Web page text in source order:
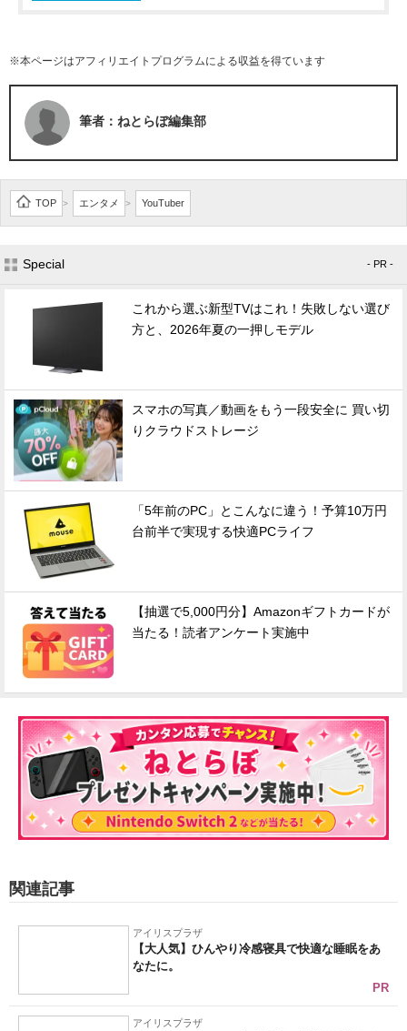
※本ページはアフィリエイトプログラムによる収益を得ています
筆者：ねとらぼ編集部
TOP > エンタメ > YouTuber
Special - PR -
これから選ぶ新型TVはこれ！失敗しない選び
方と、2026年夏の一押しモデル
スマホの写真／動画をもう一段安全に 買い切
りクラウドストレージ
「5年前のPC」とこんなに違う！予算10万円
台前半で実現する快適PCライフ
【抽選で5,000円分】Amazonギフトカードが
当たる！読者アンケート実施中
関連記事
アイリスプラザ
【大人気】ひんやり冷感寝具で快適な睡眠をあ
なたに。
PR
アイリスプラザ